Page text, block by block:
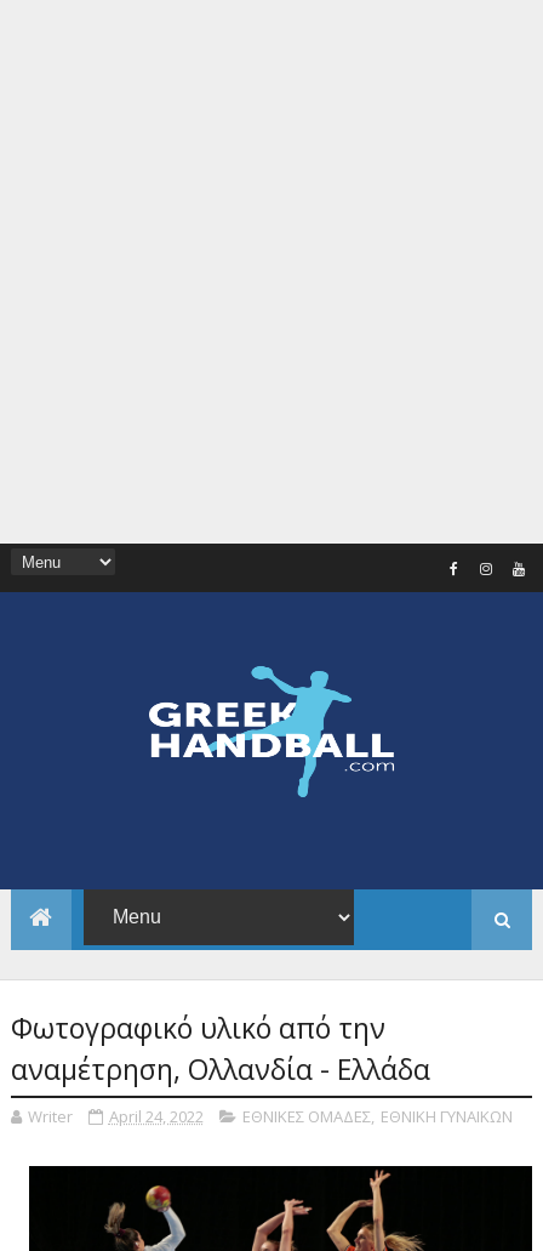
Φωτογραφικό υλικό από την
αναμέτρηση, Ολλανδία - Ελλάδα
Writer April 24, 2022 ΕΘΝΙΚΕΣ ΟΜΑΔΕΣ, ΕΘΝΙΚΗ ΓΥΝΑΙΚΩΝ